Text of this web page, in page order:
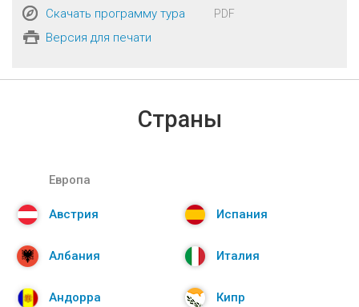
Скачать программу тура
PDF
Версия для печати
Страны
Европа
Австрия
Албания
Андорра
Испания
Италия
Кипр